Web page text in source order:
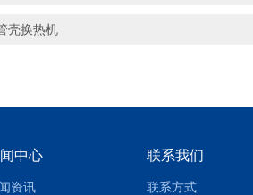
壳换热机
中心
资讯
联系我们
联系方式